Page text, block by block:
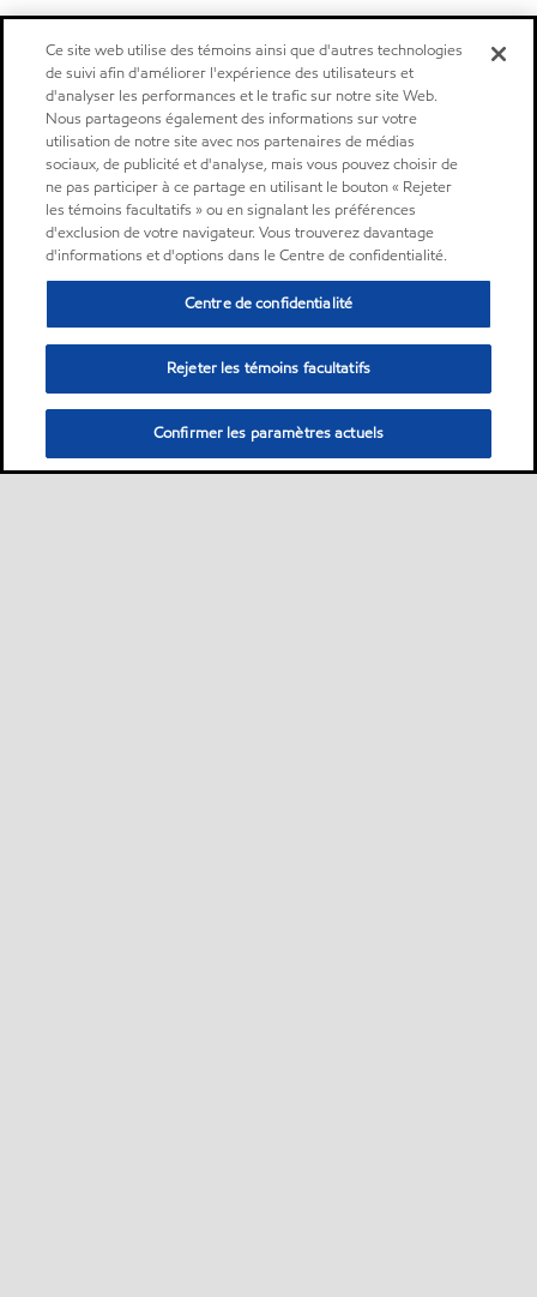
Ce site web utilise des témoins ainsi que d'autres technologies
de suivi afin d'améliorer l'expérience des utilisateurs et
d'analyser les performances et le trafic sur notre site Web.
Nous partageons également des informations sur votre
utilisation de notre site avec nos partenaires de médias
sociaux, de publicité et d'analyse, mais vous pouvez choisir de
ne pas participer à ce partage en utilisant le bouton « Rejeter
les témoins facultatifs » ou en signalant les préférences
d'exclusion de votre navigateur. Vous trouverez davantage
d'informations et d'options dans le Centre de confidentialité.
Centre de confidentialité
Rejeter les témoins facultatifs
Confirmer les paramètres actuels